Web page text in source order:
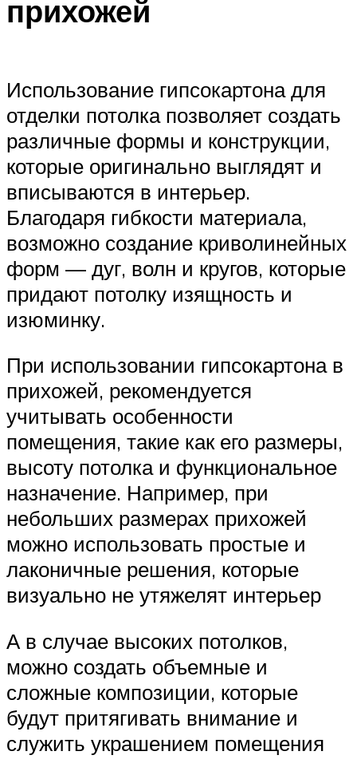
прихожей
Использование гипсокартона для
отделки потолка позволяет создать
различные формы и конструкции,
которые оригинально выглядят и
вписываются в интерьер.
Благодаря гибкости материала,
возможно создание криволинейных
форм — дуг, волн и кругов, которые
придают потолку изящность и
изюминку.
При использовании гипсокартона в
прихожей, рекомендуется
учитывать особенности
помещения, такие как его размеры,
высоту потолка и функциональное
назначение. Например, при
небольших размерах прихожей
можно использовать простые и
лаконичные решения, которые
визуально не утяжелят интерьер
А в случае высоких потолков,
можно создать объемные и
сложные композиции, которые
будут притягивать внимание и
служить украшением помещения